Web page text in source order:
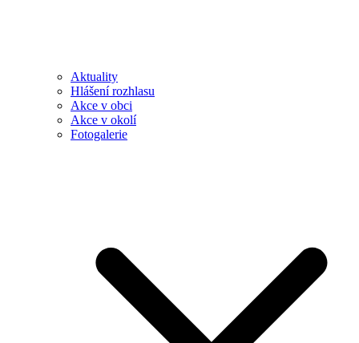
Aktuality
Hlášení rozhlasu
Akce v obci
Akce v okolí
Fotogalerie